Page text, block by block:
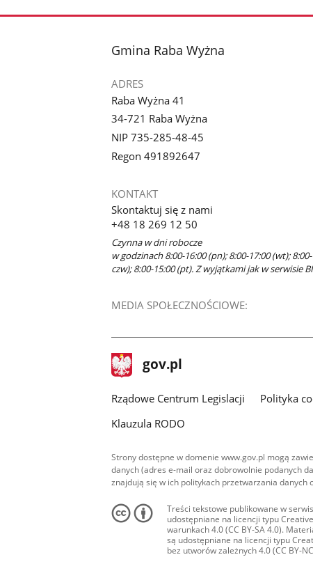
galerii.
stopka
Gmina Raba Wyżna
ADRES
Raba Wyżna 41
34-721 Raba Wyżna
NIP 735-285-48-45
Regon 491892647
KONTAKT
Skontaktuj się z nami
+48 18 269 12 50
Czynna w dni robocze
w godzinach 8:00-16:00 (pn); 8:00-17:00 (wt);
czw); 8:00-15:00 (pt). Z wyjątkami jak w serwisie
MEDIA SPOŁECZNOŚCIOWE:
stopka
gov.pl Strona
gov.pl
Rządowe Centrum Legislacji Polityka
Klauzula RODO
Strony dostępne w domenie www.gov.pl mogą
danych (adres e-mail oraz dobrowolnie podanych
znajdują się w ich politykach przetwarzania danych
Treści tekstowe publikowane w
udostępniane na licencji typu
warunkach 4.0 (CC BY-SA 4.0).
są udostępniane na licencji typu
bez utworów zależnych 4.0 (CC BY-